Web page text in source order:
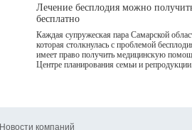
Лечение бесплодия можно
бесплатно
Каждая супружеская пара Самарской
которая столкнулась с проблемой
имеет право получить медицинскую
Центре планирования семьи и репродукции.
Новости компаний